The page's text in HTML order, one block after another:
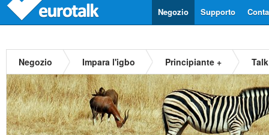
Supporto
Negozio
Negozio Impara l'igbo Principiante +